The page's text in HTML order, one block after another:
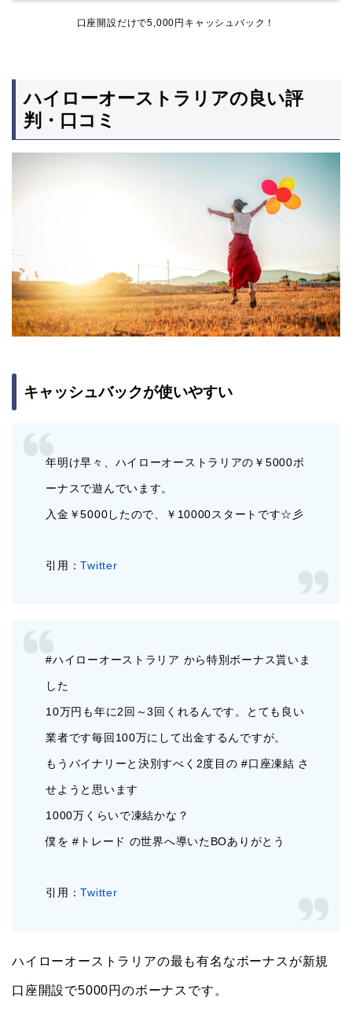
口座開設だけで5,000円キャッシュバック！
ハイローオーストラリアの良い評
判・口コミ
キャッシュバックが使いやすい
年明け早々、ハイローオーストラリアの￥5000ボ
ーナスで遊んでいます。
入金￥5000したので、￥10000スタートです☆彡
引用：Twitter
#ハイローオーストラリア から特別ボーナス貰いま
した
10万円も年に2回～3回くれるんです。とても良い
業者です毎回100万にして出金するんですが。
もうバイナリーと決別すべく2度目の #口座凍結 さ
せようと思います
1000万くらいで凍結かな？
僕を #トレード の世界へ導いたBOありがとう
引用：Twitter
ハイローオーストラリアの最も有名なボーナスが新規
口座開設で5000円のボーナスです。